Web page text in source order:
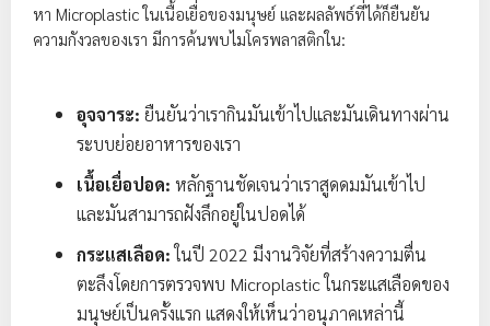
หา Microplastic ในเนื้อเยื่อของมนุษย์ และผลลัพธ์ที่ได้ก็ยืนยัน
ความกังวลของเรา มีการค้นพบไมโครพลาสติกใน:
อุจจาระ: ยืนยันว่าเรากินมันเข้าไปและมันเดินทางผ่าน
ระบบย่อยอาหารของเรา
เนื้อเยื่อปอด: หลักฐานชัดเจนว่าเราสูดดมมันเข้าไป
และมันสามารถฝังลึกอยู่ในปอดได้
กระแสเลือด:ในปี 2022 มีงานวิจัยที่สร้างความตื่น
ตะลึงโดยการตรวจพบ Microplastic ในกระแสเลือดของ
มนุษย์เป็นครั้งแรก แสดงให้เห็นว่าอนุภาคเหล่านี้